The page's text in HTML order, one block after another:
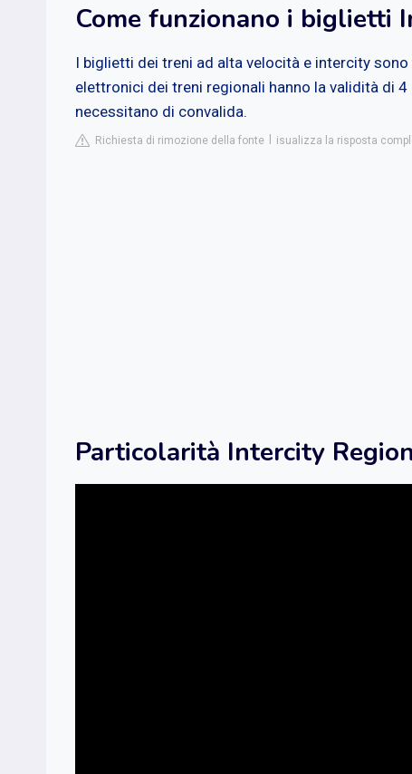
Come funzionano i biglietti
I biglietti dei treni ad alta velocità e intercity
elettronici dei treni regionali hanno la validità di
necessitano di convalida.
Richiesta di rimozione della fonte isualizza la risposta
Particolarità Intercity